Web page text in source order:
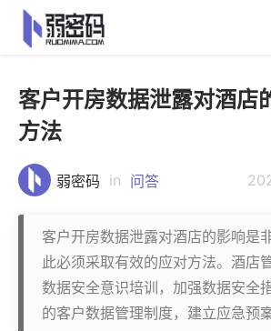
客户开房数据泄露对酒店
方法
弱密码 in 问答
客户开房数据泄露对酒店的影响是
此必须采取有效的应对方法。酒店
数据安全意识培训，加强数据安全
的客户数据管理制度，建立应急预案